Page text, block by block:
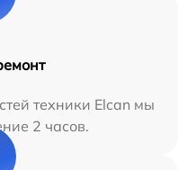
техники Elcan мы
2 часов.